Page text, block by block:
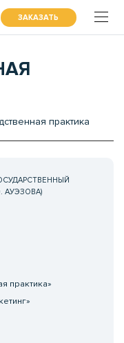
ЗАКАЗАТЬ
практика
АУЭЗОВА)
практика»